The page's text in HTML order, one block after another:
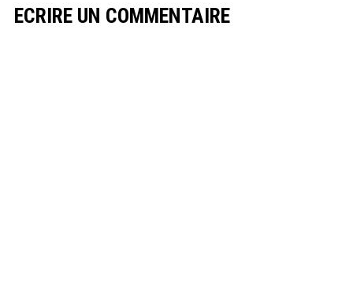
ECRIRE UN COMMENTAIRE